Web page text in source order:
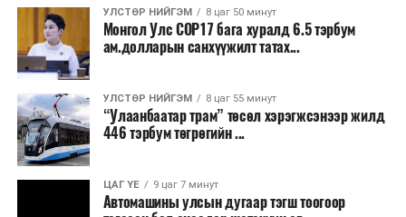
аймгуудын нутгийн хойд хэсгээр, 8-нд баруун
аймгуудын нутгийн хойд хэсэг, төвийн
аймгуудын нутгийн зарим газраар, 9-нд баруун
аймгуудын нутгийн зүүн, говийн аймгуудын
нутгийн хойд, зүүн аймгуудын нутгийн баруун
хэсэг, төвийн аймгуудын ихэнх нутгаар, 10-нд
төв, зүүн, говийн аймгуудын ихэнх нутгаар
бороо, дуу цахилгаантай аадар бороо орно. Салхи
ихэнх хугацаанд секундэд 5-10 метр, 9-нд
Алтайн салбар уулс, Арц-Богдын өвөр
УЛСТӨР НИЙГЭМ 8 цаг 50 минут
Монгол Улс COP17 бага хуралд 6.5 тэрбум
ам.долларын санхүүжилт татах...
УЛСТӨР НИЙГЭМ 8 цаг 55 минут
“Улаанбаатар трам” төсөл хэрэгжсэнээр жилд
446 тэрбум төгрөгийн ...
ЦАГ ҮЕ 9 цаг 7 минут
Автомашины улсын дугаар тэгш тоогоор